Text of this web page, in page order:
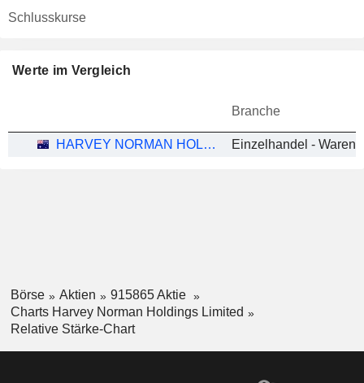
Schlusskurse
Werte im Vergleich
Branche
HARVEY NORMAN HOLDINGS LIMITED Einzelhandel -
Börse Aktien
915865 Aktie
Charts Harvey Norman Holdings Limited
Relative Stärke-Chart